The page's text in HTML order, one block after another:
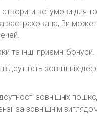
всі умови для
застрахована, Ви
та інші приємні бонуси.
зовнішніх
зовнішніх
за зовнішнім